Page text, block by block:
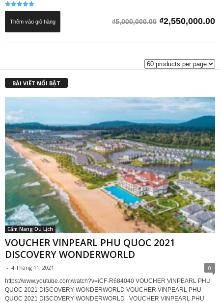
Được xếp
5.00
₫5,000,000.00 Giá
₫2,550,000.00
Thêm vào giỏ hàng
BÀI VIẾT NỔI BẬT
Cẩm Nang Du Lịch
VOUCHER VINPEARL PHU QUOC 2021
DISCOVERY WONDERWORLD
- 4 Tháng 11, 2021 0
https://www.youtube.com/watch?v=iCF-R684040 VOUCHER VINPEARL PHU
QUOC 2021 DISCOVERY WONDERWORLD VOUCHER VINPEARL PHU
QUOC 2021 DISCOVERY WONDERWORLD VOUCHER VINPEARL PHU